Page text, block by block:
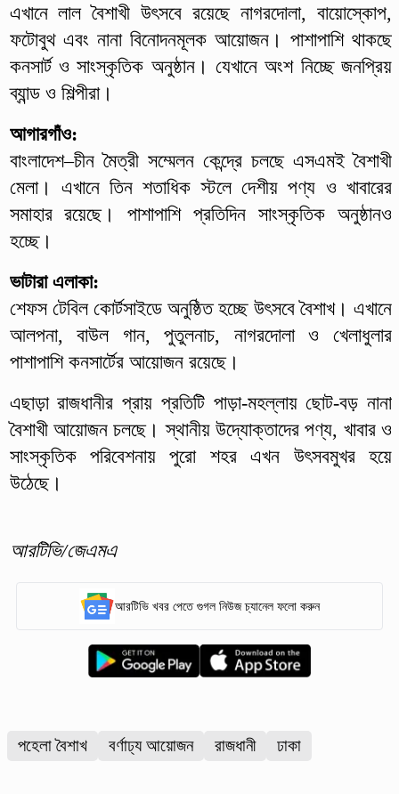
এখানে লাল বৈশাখী উৎসবে রয়েছে নাগরদোলা, বায়োস্কোপ,
ফটোবুথ এবং নানা বিনোদনমূলক আয়োজন। পাশাপাশি থাকছে
কনসার্ট ও সাংস্কৃতিক অনুষ্ঠান। যেখানে অংশ নিচ্ছে জনপ্রিয়
ব্যান্ড ও শিল্পীরা।
আগারগাঁও:
বাংলাদেশ–চীন মৈত্রী সম্মেলন কেন্দ্রে চলছে এসএমই বৈশাখী
মেলা। এখানে তিন শতাধিক স্টলে দেশীয় পণ্য ও খাবারের
সমাহার রয়েছে। পাশাপাশি প্রতিদিন সাংস্কৃতিক অনুষ্ঠানও
হচ্ছে।
ভাটারা এলাকা:
শেফস টেবিল কোর্টসাইডে অনুষ্ঠিত হচ্ছে উৎসবে বৈশাখ। এখানে
আলপনা, বাউল গান, পুতুলনাচ, নাগরদোলা ও খেলাধুলার
পাশাপাশি কনসার্টের আয়োজন রয়েছে।
এছাড়া রাজধানীর প্রায় প্রতিটি পাড়া-মহল্লায় ছোট-বড় নানা
বৈশাখী আয়োজন চলছে। স্থানীয় উদ্যোক্তাদের পণ্য, খাবার ও
সাংস্কৃতিক পরিবেশনায় পুরো শহর এখন উৎসবমুখর হয়ে
উঠেছে।
আরটিভি/জেএমএ
আরটিভি খবর পেতে গুগল নিউজ চ্যানেল ফলো করুন
পহেলা বৈশাখ বর্ণাঢ্য আয়োজন রাজধানী ঢাকা